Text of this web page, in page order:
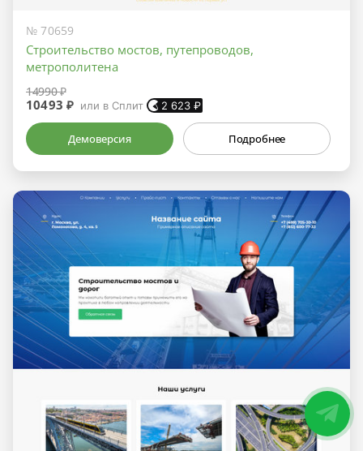
№ 70659
Строительство мостов, путепроводов,
метрополитена
14990 ₽
10493 ₽ или в Сплит 2 623 ₽
Демоверсия Подробнее